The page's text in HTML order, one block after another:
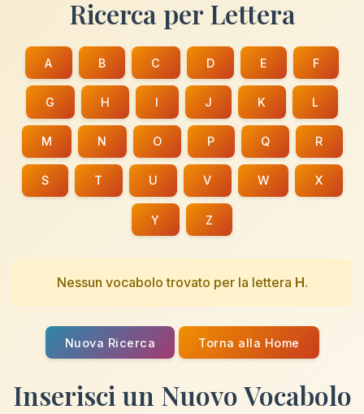
Ricerca per Lettera
A B C D E F
G H I J K L
M N O P Q R
S T U V W X
Y Z
Nessun vocabolo trovato per la lettera H.
Nuova Ricerca Torna alla Home
Inserisci un Nuovo Vocabolo